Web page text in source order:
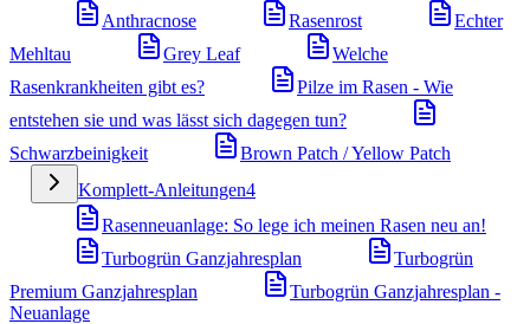
Anthracnose
Rasenrost
Echter
Mehltau
Grey Leaf
Welche
Rasenkrankheiten gibt es?
Pilze im Rasen - Wie
entstehen sie und was lässt sich dagegen tun?
Schwarzbeinigkeit
Brown Patch / Yellow Patch
Komplett-Anleitungen4
Rasenneuanlage: So lege ich meinen Rasen neu an!
Turbogrün Ganzjahresplan
Turbogrün
Premium Ganzjahresplan
Turbogrün Ganzjahresplan -
Neuanlage